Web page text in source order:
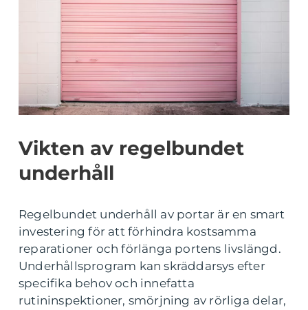
Vikten av regelbundet
underhåll
Regelbundet underhåll av portar är en smart
investering för att förhindra kostsamma
reparationer och förlänga portens livslängd.
Underhållsprogram kan skräddarsys efter
specifika behov och innefatta
rutininspektioner, smörjning av rörliga delar,